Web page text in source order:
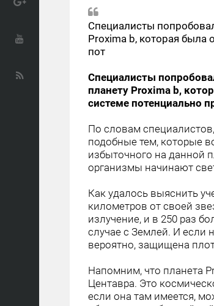
Специалисты
Proxima b, которая была
пот
Специалисты
планету Proxima b,
системе потенциально
По словам
подобные тем, которые
избыточного на данной
организмы начинают
Как удалось выяснить
километров от своей
излучение, и в 250 раз
случае с Землей. И если
вероятно, защищена
Напомним, что планета
Центавра. Это
если она там имеется,